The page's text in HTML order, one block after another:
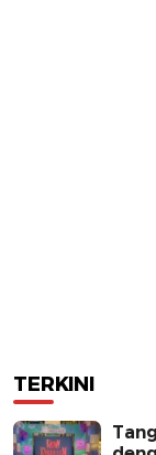
TERKINI